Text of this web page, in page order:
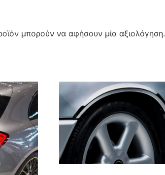
μπορούν να αφήσουν μία αξιολόγηση.